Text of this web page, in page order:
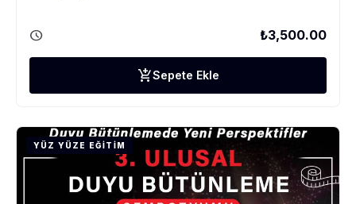
schedule ₺3,500.00
add_shopping_cartSepete Ekle
YÜZ YÜZE EĞITIM